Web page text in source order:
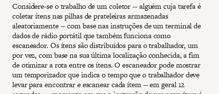
Considere-se o trabalho de um coletor -- alguém cuja tarefa é
coletar ítens nas pilhas de prateleiras armazenadas
aleatoriamente -- com base nas instruções de um terminal de
dados de rádio portátil que também funciona como
escaneador. Os ítens são distribuídos para o trabalhador, um
por vez, com base na sua última localização conhecida, a fim
de otimizar a rota entre os ítens. O escaneador pode mostrar
um temporizador que indica o tempo que o trabalhador deve
levar para encontrar e escanear cada ítem -- em geral 12